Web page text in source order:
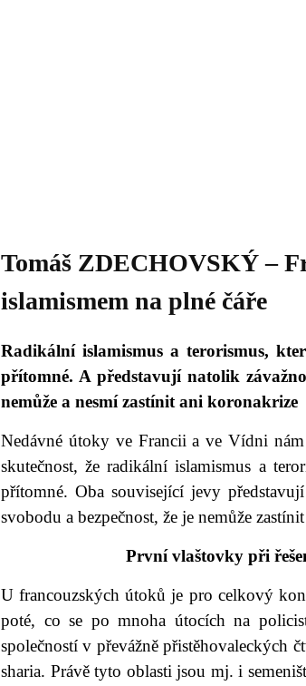
Tomáš ZDECHOVSKÝ –
islamismem na plné čáře
Radikální islamismus a terorismus,
přítomné. A představují natolik
nemůže a nesmí zastínit ani koronakrize
Nedávné útoky ve Francii a ve Vídni
skutečnost, že radikální islamismus a
přítomné. Oba související jevy
svobodu a bezpečnost, že je nemůže
První vlaštovky při
U francouzských útoků je pro celkový
poté, co se po mnoha útocích na
společností v převážně přistěhovaleckých
sharia. Právě tyto oblasti jsou mj. i